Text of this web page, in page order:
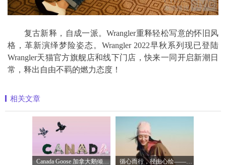
复古新释，自成一派。Wrangler重释轻松写意的怀旧风
格，革新演绎梦险姿态。Wrangler 2022早秋系列现已登陆
Wrangler天猫官方旗舰店和线下门店，快来一同开启新潮日
常，释出自由不羁的燃力态度！
相关文章
Canada Goose 加拿大鹅倾情呈现七夕甄选 心 循心而行，径由心绘——Peak Performance壁克